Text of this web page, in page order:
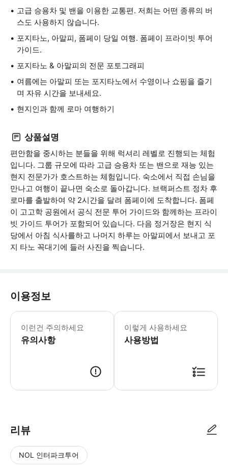
고급 승용차 및 밴을 이용한 교통편. 저희는 어떤 종류의 버
스도 사용하지 않습니다.
포지타노, 아말피, 폼페이 당일 여행. 폼페이 프라이빗 투어
가이드.
포지타노 & 아말피의 전문 포토그래피
여름에는 아말피 또는 포지타노에서 수영이나 쇼핑을 즐기
며 자유 시간을 보내세요.
현지인과 함께 로마 여행하기
상품설명
편안함을 중시하는 분들을 위해 럭셔리 레벨로 진행되는 체험
입니다. 그룹 규모에 따라 고급 승용차 또는 밴으로 재능 있는
현지 전문가가 호스트하는 체험입니다. 숙소에서 직접 손님을
만나고 여행이 끝나면 숙소로 돌아갑니다. 브랙퍼스트 정차 후
로마를 출발하여 약 2시간을 달려 폼페이에 도착합니다. 폼페
이 고고학 공원에서 공식 전문 투어 가이드와 함께하는 프라이
빗 가이드 투어가 포함되어 있습니다. 다음 정거장은 현지 식
당에서 아침 식사를하고 나머지 하루는 아말피에서 보내고 포
지 타노 꼭대기에 들러 사진을 찍습니다.
이용정보
이런건 주의하세요
유의사항
폼페이에서 걷기 편한 신발을 가져오
이렇게 사용하세요
사용방법
리뷰
NOL 인터파크투어